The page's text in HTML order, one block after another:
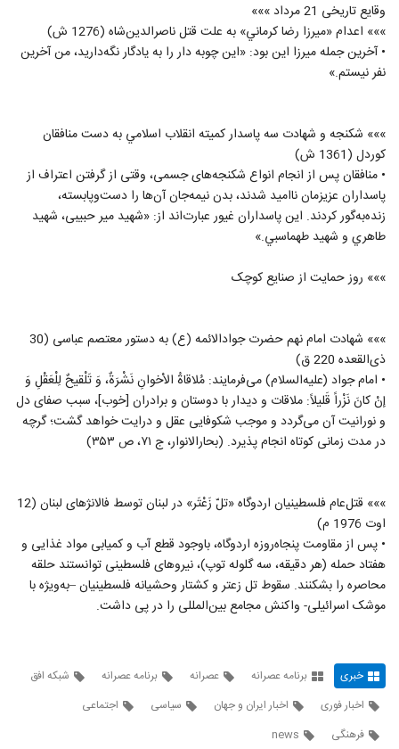
11
13
ماجرای رانت دلاری و جلسه مجلس [گزارش
۳۰۸ بازدید
14
مصاف ایران و آمریکا در محکمه لاهه [گزارش
16 عصرانه + وقایع تاریخی
۲۸۰ بازدید
17
اخبار ایران و جهان - هفتم شهریور - برنامه
عصرانه + وقایع تاریخی
18
مثلث تحریم شدگان آمریکا در تبریز گرد هم می
نکات طنز لیست اقلام وارداتی و فهرست اقلام
ممنوع - با اجرای محمدرضا شهبازی
۳۷۰ بازدید
20
۴۲۶ بازدید
21
طبل توخالی محاکمه ماگ قصاب
وقایع تاریخی 21 مرداد »»»
»»» اعدام «ميرزا رضا كرماني» به علت قتل ناصرالدین‌شاه (1276 ش)
• آخرين جمله ميرزا اين بود: «اين چوبه دار را به يادگار نگه‌دارید، من آخرين
نفر نيستم.»
»»» شكنجه و شهادت سه پاسدار كميته انقلاب اسلامي به دست منافقان
كوردل (1361 ش)
• منافقان پس از انجام انواع شکنجه‌های جسمی، وقتی از گرفتن اعتراف از
پاسداران عزیزمان ناامید شدند، بدن نیمه‌جان آن‌ها را دست‌وپابسته،
زنده‌به‌گور کردند. این پاسداران غیور عبارت‌اند از: «شهید میر حبیبی، شهید
طاهري و شهید طهماسبي.»
»»» روز حمایت از صنایع کوچک
»»» شهادت امام نهم حضرت جوادالائمه (ع) به دستور معتصم عباسی (30
ذی‌القعده 220 ق)
• امام جواد (علیه‌السلام) می‌فرمایند: مُلاقاةُ الاْخوانِ نَشْرَةٌ، وَ تَلْقيحٌ لِلْعَقْلِ وَ
إنْ كانَ نَزْراً قَليلاً: ملاقات و ديدار با دوستان و برادران [خوب]، سبب صفاى دل
و نورانیت آن مى‌گردد و موجب شكوفایى عقل و درايت خواهد گشت؛ گرچه
در مدت زمانى كوتاه انجام پذيرد. (بحار‌الانوار، ج ۷۱، ص ۳۵۳)
»»» قتل‌عام فلسطینیان اردوگاه «تلّ زَعْتَر» در لبنان توسط فالانژهای لبنان (12
اوت 1976 م)
• پس از مقاومت پنجاه‌روزه اردوگاه، باوجود قطع آب و کمیابی مواد غذایی و
هفتاد حمله (هر دقیقه، سه گلوله توپ)، نیروهای فلسطینی توانستند حلقه
محاصره را بشکنند. سقوط تل زعتر و کشتار وحشیانه فلسطینیان –به‌ویژه با
موشک اسرائیلی- واکنش مجامع بین‌المللی را در پی داشت.
خبری برنامه عصرانه عصرانه برنامه عصرانه
شبکه افق
اخبار فوری
اخبار ایران و جهان سیاسی
اجتماعی
فرهنگی
news